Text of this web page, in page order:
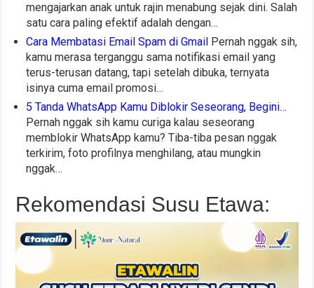
mengajarkan anak untuk rajin menabung sejak dini. Salah
satu cara paling efektif adalah dengan…
Cara Membatasi Email Spam di Gmail Pernah nggak sih,
kamu merasa terganggu sama notifikasi email yang
terus-terusan datang, tapi setelah dibuka, ternyata
isinya cuma email promosi…
5 Tanda WhatsApp Kamu Diblokir Seseorang, Begini…
Pernah nggak sih kamu curiga kalau seseorang
memblokir WhatsApp kamu? Tiba-tiba pesan nggak
terkirim, foto profilnya menghilang, atau mungkin
nggak…
Rekomendasi Susu Etawa: